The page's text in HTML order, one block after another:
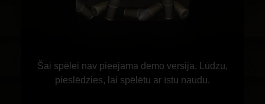
Šai spēlei nav pieejama demo versija. Lūdzu,
pieslēdzies, lai spēlētu ar īstu naudu.